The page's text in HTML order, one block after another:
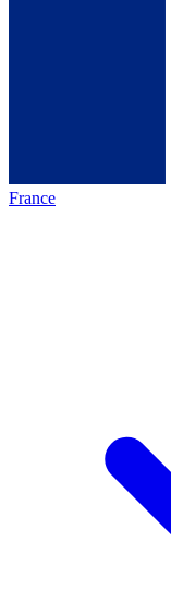
France